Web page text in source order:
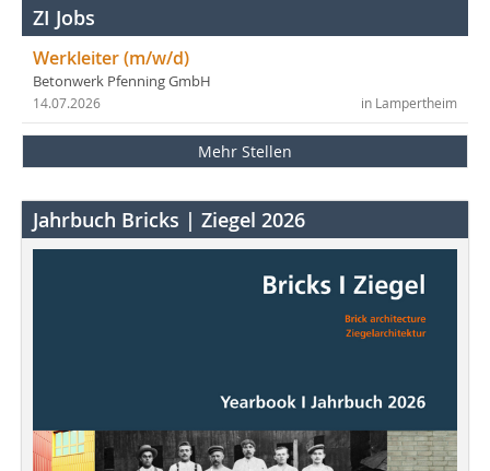
ZI Jobs
Werkleiter (m/w/d)
Betonwerk Pfenning GmbH
in Lampertheim
14.07.2026
Mehr Stellen
Jahrbuch Bricks | Ziegel 2026